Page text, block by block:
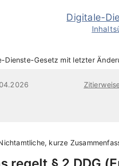
Digitale-
Dienste-Gesetz mit letzter
kurze